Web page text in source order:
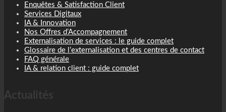
Enquêtes & Satisfaction Client
Services Digitaux
IA & Innovation
Nos Offres d’Accompagnement
Externalisation de services : le guide complet
Glossaire de l’externalisation et des centres de contact
FAQ générale
IA & relation client : guide complet
Actualités